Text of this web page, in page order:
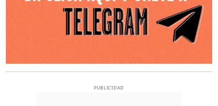
PUBLICIDAD